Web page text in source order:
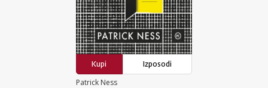
Kupi
Izposodi
Patrick Ness